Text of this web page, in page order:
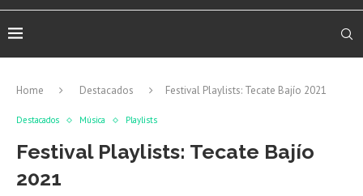
Home Destacados Festival Playlists: Tecate Bajío 2021
Destacados Música Playlists
Festival Playlists: Tecate Bajío
2021